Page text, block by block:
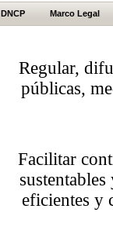
DNCP Marco Legal
Regular,
públicas,
Facilitar
eficientes y